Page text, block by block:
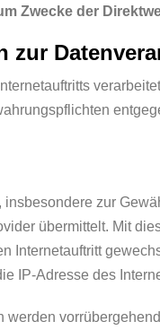
Zwecke der
zur
zur
übermittelt. Mit
Internetauftritt
IP-Adresse des
werden